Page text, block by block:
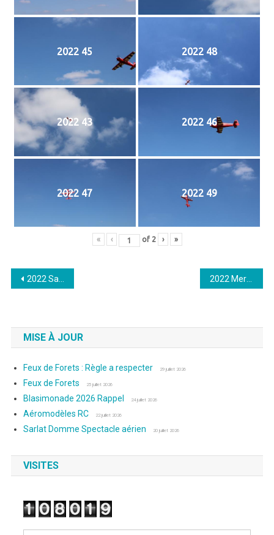
2022 45 2022 48
2022 43 2022 46
2022 47 2022 49
« ‹ of 2 › »
Navigation
l’article
2022 Sarlat
MISE À JOUR
Feux de Forets : Règle a respecter 29 juillet 2026
Feux de Forets 25 juillet 2026
Blasimonade 2026 Rappel 24 juillet 2026
Aéromodèles RC 22 juillet 2026
Sarlat Domme Spectacle aérien 20 juillet 2026
VISITES